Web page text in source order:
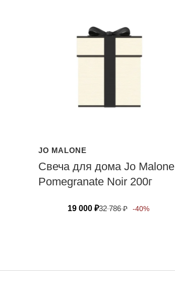
JO MALONE
Свеча для дома Jo Malone
Pomegranate Noir 200г
19 000₽32 786₽ -40%